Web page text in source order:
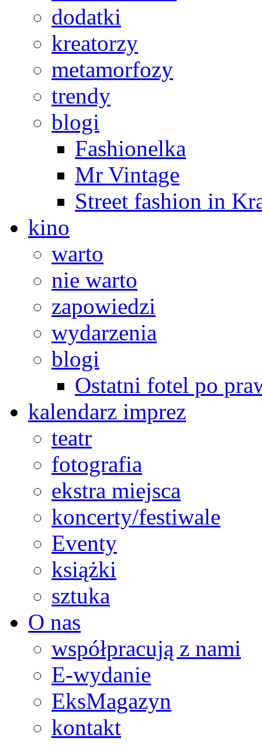
dodatki
kreatorzy
metamorfozy
trendy
blogi
Fashionelka
Mr Vintage
Street fashion in
kino
warto
nie warto
zapowiedzi
wydarzenia
blogi
Ostatni fotel po
kalendarz imprez
teatr
fotografia
ekstra miejsca
koncerty/festiwale
Eventy
książki
sztuka
O nas
współpracują z nami
E-wydanie
EksMagazyn
kontakt